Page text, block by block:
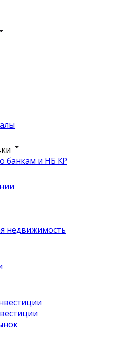
банкам и НБ КР
недвижимость